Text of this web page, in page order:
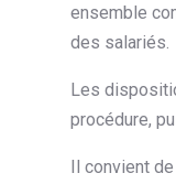
ensemble
des salariés.
Les
procédure,
Il convient